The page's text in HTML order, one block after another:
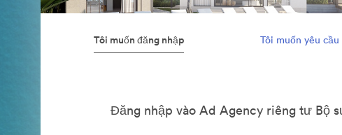
Tôi muốn đăng nhập Tôi muốn yêu
Đăng nhập vào Ad Agency riêng tư Bộ